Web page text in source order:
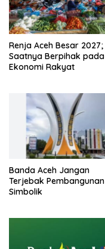
Renja Aceh Besar 2027;
Saatnya Berpihak pada
Ekonomi Rakyat
Banda Aceh Jangan
Terjebak Pembangunan
Simbolik